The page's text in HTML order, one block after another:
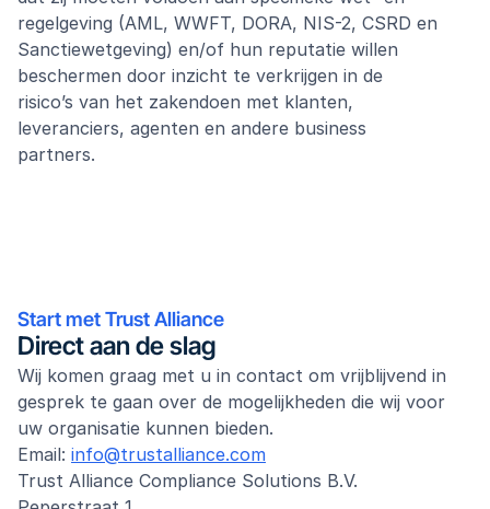
regelgeving (AML, WWFT, DORA, NIS-2, CSRD en
Sanctiewetgeving) en/of hun reputatie willen
beschermen door inzicht te verkrijgen in de
risico’s van het zakendoen met klanten,
leveranciers, agenten en andere business
partners.
Start met Trust Alliance
Direct aan de slag
Wij komen graag met u in contact om vrijblijvend in
gesprek te gaan over de mogelijkheden die wij voor
uw organisatie kunnen bieden.
Email: info@trustalliance.com
Trust Alliance Compliance Solutions B.V.